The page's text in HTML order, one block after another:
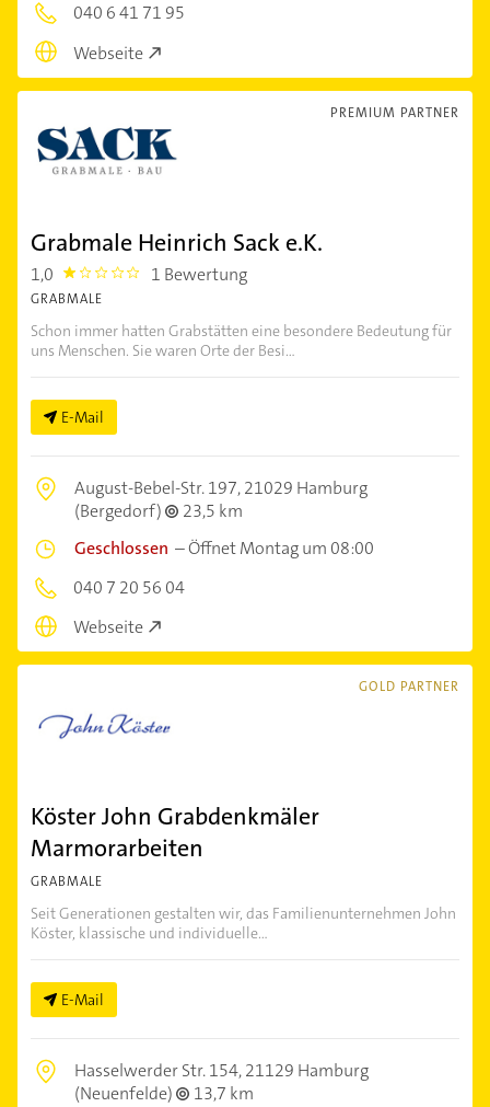
040 6 41 71 95
Webseite
PREMIUM PARTNER
Grabmale Heinrich Sack e.K.
1,0 1.0 1 Bewertung
GRABMALE
Schon immer hatten Grabstätten eine besondere Bedeutung für
uns Menschen. Sie waren Orte der Besi...
E-Mail
August-Bebel-Str. 197,21029 Hamburg
(Bergedorf)
23,5 km
Geschlossen –Öffnet Montag um 08:00
040 7 20 56 04
Webseite
GOLD PARTNER
Köster John Grabdenkmäler
Marmorarbeiten
GRABMALE
Seit Generationen gestalten wir, das Familienunternehmen John
Köster, klassische und individuelle...
E-Mail
Hasselwerder Str. 154,21129 Hamburg
(Neuenfelde)
13,7 km